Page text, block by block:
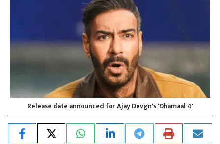
Release date announced for Ajay Devgn's 'Dhamaal 4'